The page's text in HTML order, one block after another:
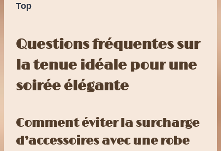
Top
Questions fréquentes sur
la tenue idéale pour une
soirée élégante
Comment éviter la surcharge
d’accessoires avec une robe